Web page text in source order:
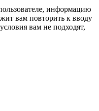
информацию
вам повторить к вводу
вам не подходят,